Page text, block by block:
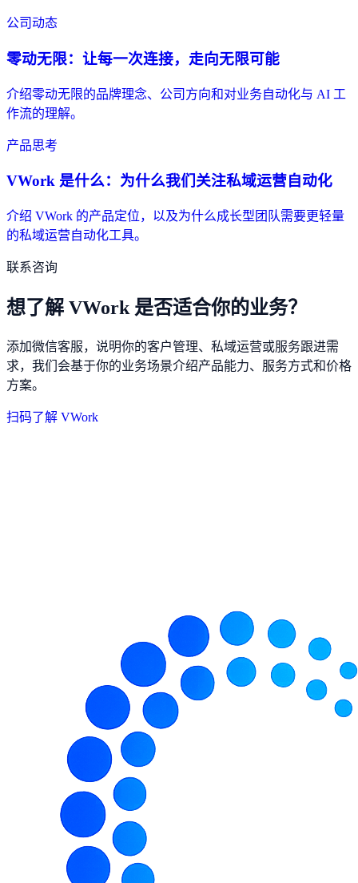
公司动态
零动无限：让每一次连接，走向无限可能
介绍零动无限的品牌理念、公司方向和对业务自动化与 AI 工
作流的理解。
产品思考
VWork 是什么：为什么我们关注私域运营自动化
介绍 VWork 的产品定位，以及为什么成长型团队需要更轻量
的私域运营自动化工具。
联系咨询
想了解 VWork 是否适合你的业务？
添加微信客服，说明你的客户管理、私域运营或服务跟进需
求，我们会基于你的业务场景介绍产品能力、服务方式和价格
方案。
扫码了解 VWork